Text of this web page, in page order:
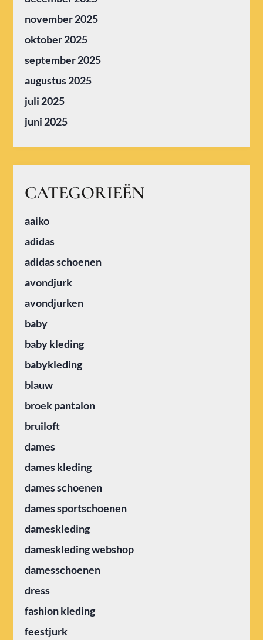
november 2025
oktober 2025
september 2025
augustus 2025
juli 2025
juni 2025
CATEGORIEËN
aaiko
adidas
adidas schoenen
avondjurk
avondjurken
baby
baby kleding
babykleding
blauw
broek pantalon
bruiloft
dames
dames kleding
dames schoenen
dames sportschoenen
dameskleding
dameskleding webshop
damesschoenen
dress
fashion kleding
feestjurk